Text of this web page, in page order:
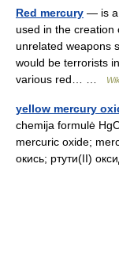
Red mercury — is a
used in the creation
unrelated weapons
would be terrorists
various red… …
yellow mercury
chemija formulė
mercuric oxide;
окись; ртути(II)